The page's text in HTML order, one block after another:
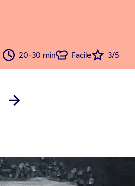
20-30 min Facile 3/5